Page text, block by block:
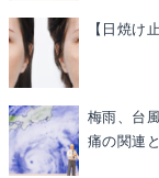
【日焼け
梅雨、台
痛の関連